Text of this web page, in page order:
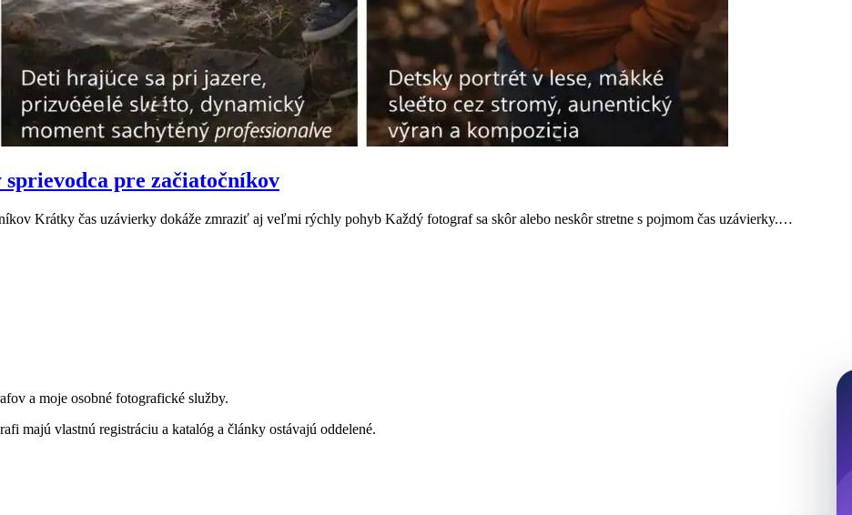
pre začiatočníkov
Krátky čas uzávierky dokáže zmraziť aj veľmi rýchly pohyb Každý fotograf sa skôr alebo neskôr stretne s pojmom čas uzávierky.…
a moje osobné fotografické služby.
majú vlastnú registráciu a katalóg a články ostávajú oddelené.